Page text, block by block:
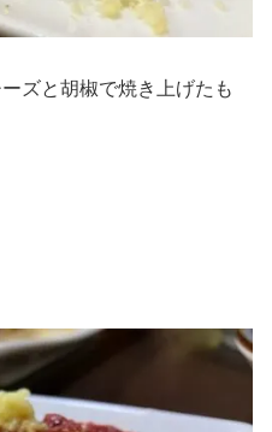
ズと胡椒で焼き上げたも